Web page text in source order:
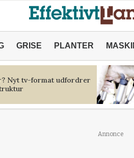
GRISE PLANTER
Nyt tv-format udfordrer
Annonce